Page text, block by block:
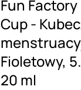
Fun Factory
Cup -
Fioletowy,
20 ml